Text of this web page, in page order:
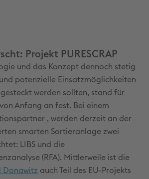
Projekt PURESCRAP
und das Konzept dennoch stetig
potenzielle Einsatzmöglichkeiten
werden sollten, stand für
Anfang an fest. Bei einem
, werden derzeit an der
smarten Sortieranlage zwei
LIBS und die
(RFA). Mittlerweile ist die
Donawitz auch Teil des EU-Projekts